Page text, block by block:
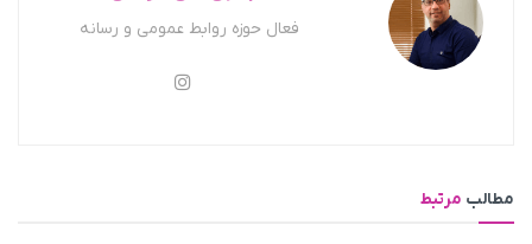
فعال حوزه روابط عمومی و رسانه
مطالب مرتبط